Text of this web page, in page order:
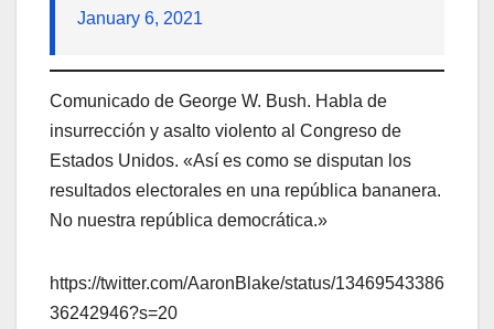
January 6, 2021
Comunicado de George W. Bush. Habla de
insurrección y asalto violento al Congreso de
Estados Unidos. «Así es como se disputan los
resultados electorales en una república bananera.
No nuestra república democrática.»
https://twitter.com/AaronBlake/status/13469543386
36242946?s=20